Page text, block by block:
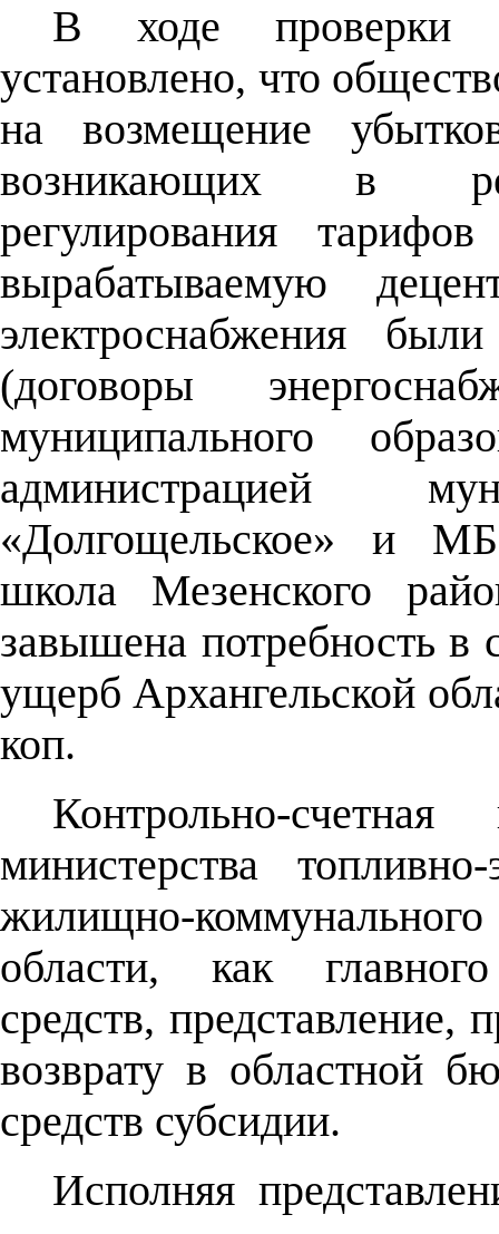
В ходе проверки
установлено, что
на возмещение
возникающих в
регулирования
вырабатываемую
электроснабжения
(договоры
муниципального
администрацией
«Долгощельское» и
школа Мезенского
завышена потребность в
ущерб Архангельской
коп.
Контрольно-
министерства
жилищно-
области, как
средств,
возврату в областной
средств субсидии.
Исполняя